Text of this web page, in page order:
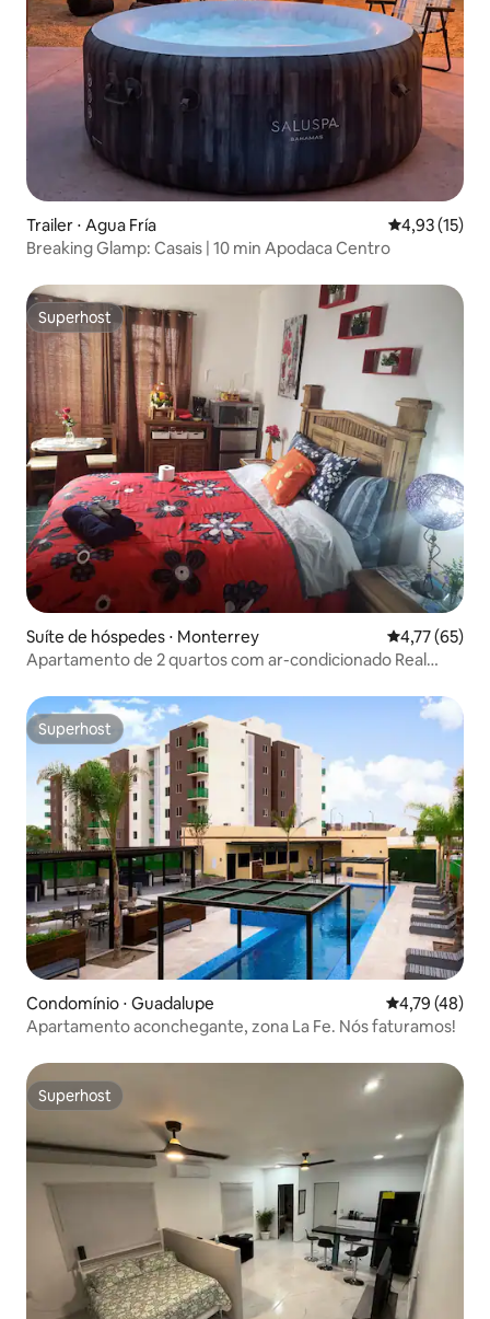
Trailer ⋅ Agua Fría 4,93 de uma
4,93 (15)
Breaking Glamp: Casais | 10 min Apodaca Centro
Superhost
Superhost
Suíte de hóspedes ⋅ Monterrey 4,77 de uma
4,77 (65)
Apartamento de 2 quartos com ar-condicionado Real
Superhost
Superhost
Condomínio ⋅ Guadalupe 4,79 de uma
4,79 (48)
Apartamento aconchegante, zona La Fe. Nós faturamos!
Superhost
Superhost